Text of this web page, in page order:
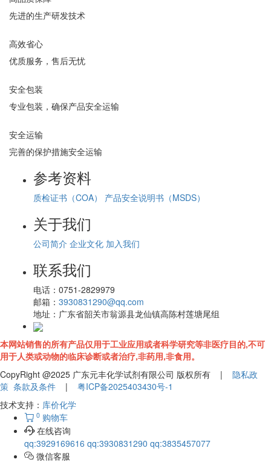
先进的生产研发技术
高效省心
优质服务，售后无忧
安全包装
专业包装，确保产品安全运输
安全运输
完善的保护措施安全运输
参考资料
质检证书（COA） 产品安全说明书（MSDS）
关于我们
公司简介 企业文化 加入我们
联系我们
电话： 0751-2829979
邮箱： 3930831290@qq.com
地址： 广东省韶关市翁源县龙仙镇高陈村莲塘尾组
本网站销售的所有产品仅用于工业应用或者科学研究等非医疗目的,不可
用于人类或动物的临床诊断或者治疗,非药用,非食用。
CopyRight @2025 广东元丰化学试剂有限公司 版权所有 | 隐私政
策 条款及条件 | 粤ICP备2025403430号-1
技术支持： 库价化学
0 购物车
在线咨询
qq:3929169616 qq:3930831290 qq:3835457077
微信客服